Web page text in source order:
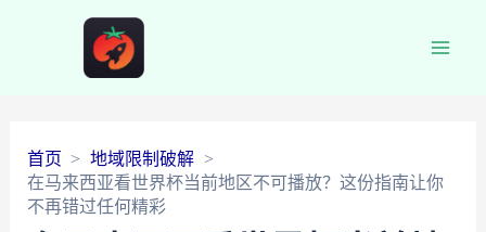
首页
地域限制破解
在马来西亚看世界杯当前地区不可播放？这份指南让你
不再错过任何精彩